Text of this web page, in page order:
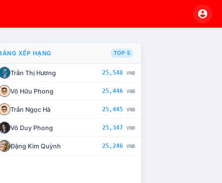
CHẾ TÀI XỬ LÝ VI PHẠM
XẾP HẠNG TOP 5
Trần Thị Hương 25,548 VNĐ
Võ Hữu Phong 25,446 VNĐ
Trần Ngọc Hà 25,445 VNĐ
Võ Duy Phong 25,347 VNĐ
Đặng Kim Quỳnh 25,246 VNĐ